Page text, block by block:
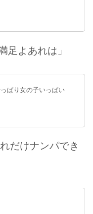
足よあれは」
ぱり女の子いっぱい
だけナンパでき